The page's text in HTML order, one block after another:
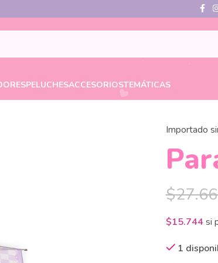
PELUCHESACCESORIOSTEMÁTICAS
Importado
$
$15.744si
1